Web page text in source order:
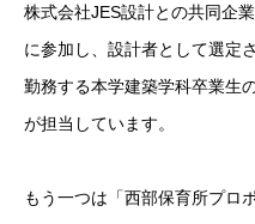
株式会社JES設計との共同企
に参加し、設計者として選定
勤務する本学建築学科卒業生
が担当しています。
もう一つは「西部保育所プロ